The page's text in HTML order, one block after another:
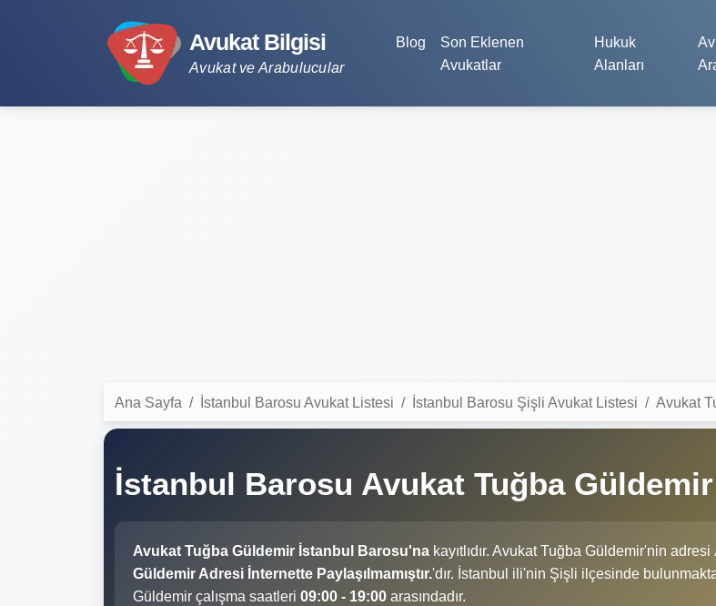
Avukat Bilgisi
Avukat ve Arabulucular
Blog
Son Eklenen
Avukatlar
Hukuk
Alanları
Ana Sayfa İstanbul Barosu Avukat Listesi İstanbul Barosu Şişli Avukat Listesi Avukat
İstanbul Barosu Avukat Tuğba Güldemir
Avukat Tuğba Güldemir İstanbul Barosu'na kayıtlıdır. Avukat Tuğba Güldemir'nin adresi
Güldemir Adresi İnternette Paylaşılmamıştır.'dır. İstanbul ili'nin Şişli ilçesinde
Güldemir çalışma saatleri 09:00 - 19:00 arasındadır.